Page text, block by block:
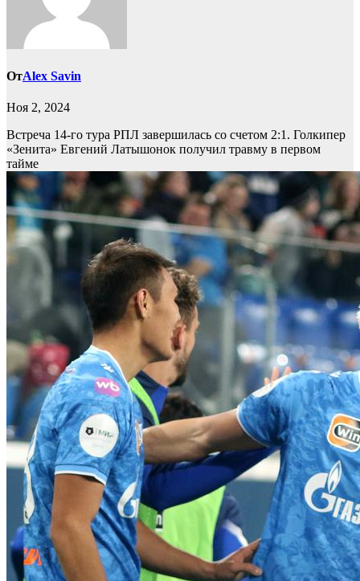
ОтAlex Savin
Ноя 2, 2024
Встреча 14-го тура РПЛ завершилась со счетом 2:1. Голкипер
«Зенита» Евгений Латышонок получил травму в первом
тайме